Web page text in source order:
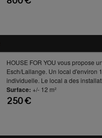
HOUSE FOR YOU vous propose
Esch/Lallange. Un local d'environ
individuelle. Le local a des
Surface: +/- 12 m²
250 €